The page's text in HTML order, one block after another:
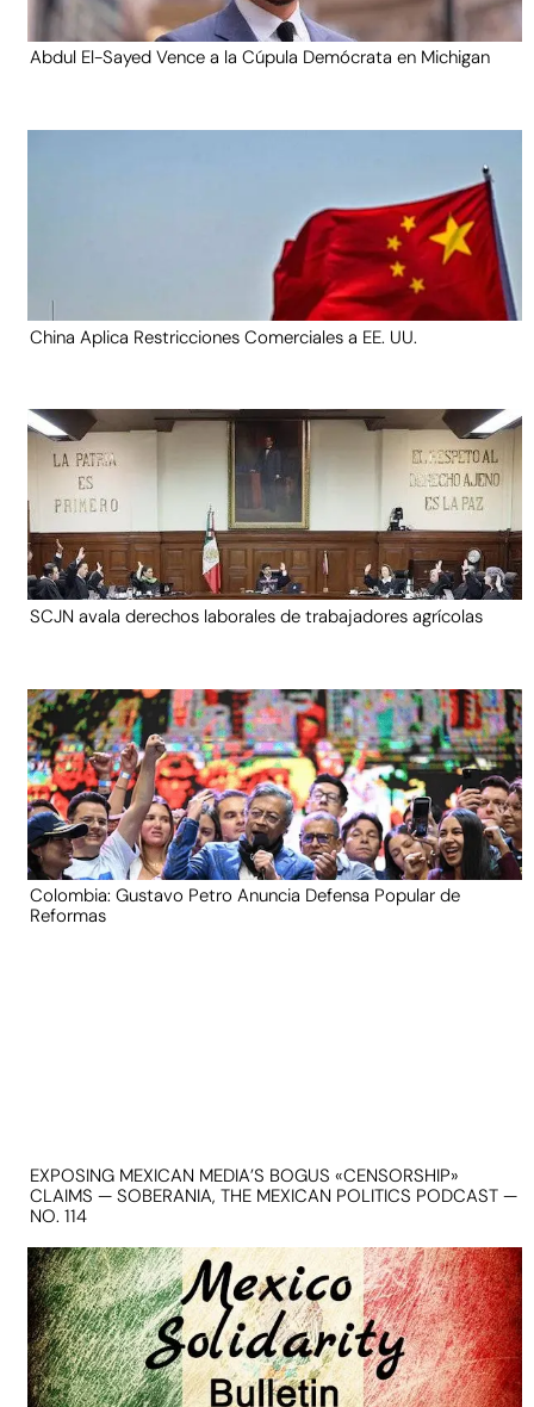
Abdul El-Sayed Vence a la Cúpula Demócrata en Michigan
China Aplica Restricciones Comerciales a EE. UU.
SCJN avala derechos laborales de trabajadores agrícolas
Colombia: Gustavo Petro Anuncia Defensa Popular de
Reformas
EXPOSING MEXICAN MEDIA’S BOGUS «CENSORSHIP»
CLAIMS — SOBERANIA, THE MEXICAN POLITICS PODCAST —
NO. 114